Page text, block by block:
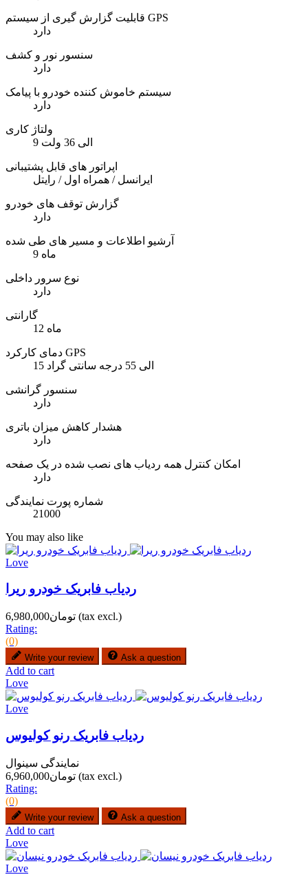
قابلیت گزارش گیری از سیستم GPS
دارد
سنسور نور و کشف
دارد
سیستم خاموش کننده خودرو با پیامک
دارد
ولتاژ کاری
9 الی 36 ولت
اپراتور های قابل پشتیبانی
ایرانسل / همراه اول / رایتل
گزارش توقف های خودرو
دارد
آرشیو اطلاعات و مسیر های طی شده
9 ماه
نوع سرور داخلی
دارد
گارانتی
12 ماه
دمای کارکرد GPS
15 الی 55 درجه سانتی گراد
سنسور گرانشی
دارد
هشدار کاهش میزان باتری
دارد
امکان کنترل همه ردیاب های نصب شده در یک صفحه
دارد
شماره پورت نمایندگی
21000
You may also like
Love
ردیاب فابریک خودرو ریرا
تومان6,980,000 (tax excl.)
Rating:
(0)
Write your review Ask a question
Add to cart
Love
Love
ردیاب فابریک رنو کولیوس
نمایندگی سینوال
تومان6,960,000 (tax excl.)
Rating:
(0)
Write your review Ask a question
Add to cart
Love
Love